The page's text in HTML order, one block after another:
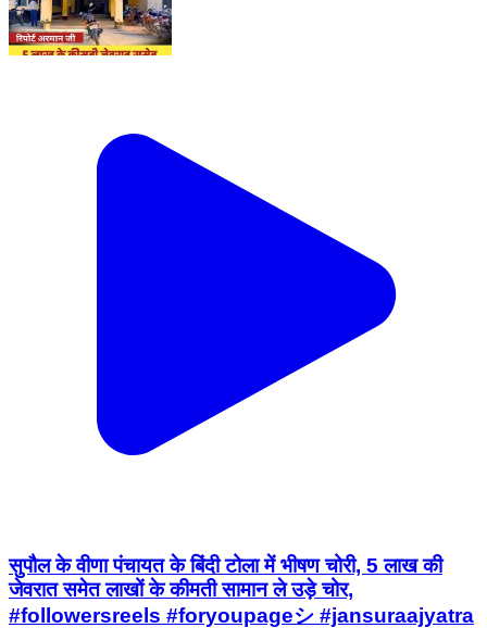
सुपौल के वीणा पंचायत के बिंदी टोला में भीषण चोरी, 5 लाख की
जेवरात समेत लाखों के कीमती सामान ले उड़े चोर,
#followersreels #foryoupageシ #jansuraajyatra